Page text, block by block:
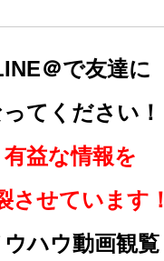
＠で友達に
てください！
有益な情報を
させています！
ウハウ動画観覧